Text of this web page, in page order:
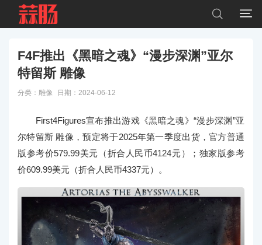


F4F推出《黑暗之魂》“漫步深渊”亚尔
特留斯 雕像
分类： 雕像 日期：2024-06-12
First4Figures宣布推出游戏《黑暗之魂》“漫步深渊”亚
尔特留斯 雕像，预定将于2025年第一季度出货，官方普通
版参考价579.99美元（折合人民币4124元）；独家版参考
价609.99美元（折合人民币4337元）。